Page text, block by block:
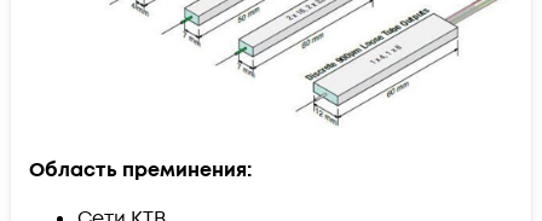
Область преминения: